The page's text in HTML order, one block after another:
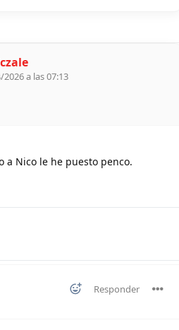
a las 07:13
a Nico le he puesto penco.
Responder